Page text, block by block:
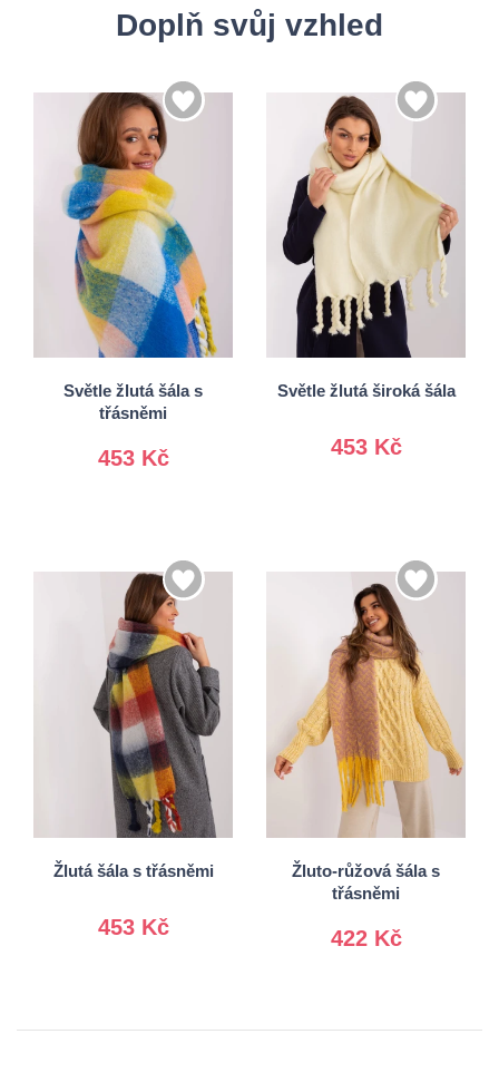
Doplň svůj vzhled
Světle žlutá šála s
třásněmi
453 Kč
Univerzální
Světle žlutá široká šála
453 Kč
Univerzální
Žlutá šála s třásněmi
453 Kč
Univerzální
Žluto-růžová šála s
třásněmi
422 Kč
Univerzální